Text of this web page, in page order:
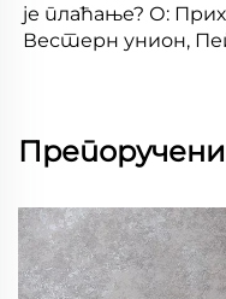
је плаћање? О:
Вестерн унион,